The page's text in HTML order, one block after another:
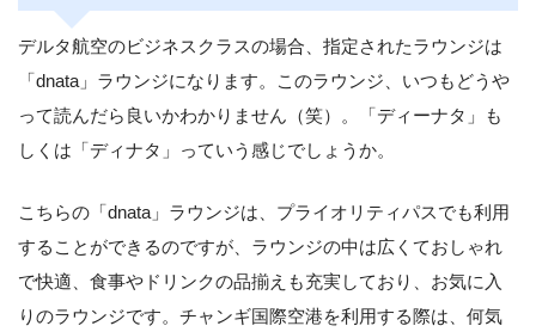
デルタ航空のビジネスクラスの場合、指定されたラウンジは
「dnata」ラウンジになります。このラウンジ、いつもどうや
って読んだら良いかわかりません（笑）。「ディーナタ」も
しくは「ディナタ」っていう感じでしょうか。
こちらの「dnata」ラウンジは、プライオリティパスでも利用
することができるのですが、ラウンジの中は広くておしゃれ
で快適、食事やドリンクの品揃えも充実しており、お気に入
りのラウンジです。チャンギ国際空港を利用する際は、何気